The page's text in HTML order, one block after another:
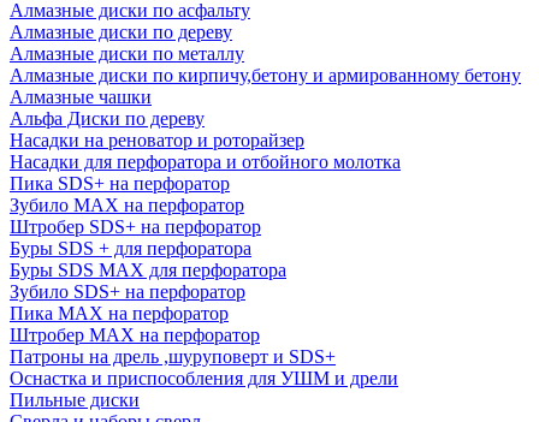
Алмазные диски по асфальту
Алмазные диски по дереву
Алмазные диски по металлу
Алмазные диски по кирпичу,бетону и армированному бетону
Алмазные чашки
Альфа Диски по дереву
Насадки на реноватор и роторайзер
Насадки для перфоратора и отбойного молотка
Пика SDS+ на перфоратор
Зубило MAX на перфоратор
Штробер SDS+ на перфоратор
Буры SDS + для перфоратора
Буры SDS MAX для перфоратора
Зубило SDS+ на перфоратор
Пика MAX на перфоратор
Штробер MAX на перфоратор
Патроны на дрель ,шуруповерт и SDS+
Оснастка и приспособления для УШМ и дрели
Пильные диски